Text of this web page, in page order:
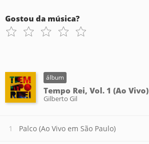
Gostou da música?
álbum
Tempo Rei, Vol. 1 (Ao Vivo)
Gilberto Gil
Palco (Ao Vivo em São Paulo)